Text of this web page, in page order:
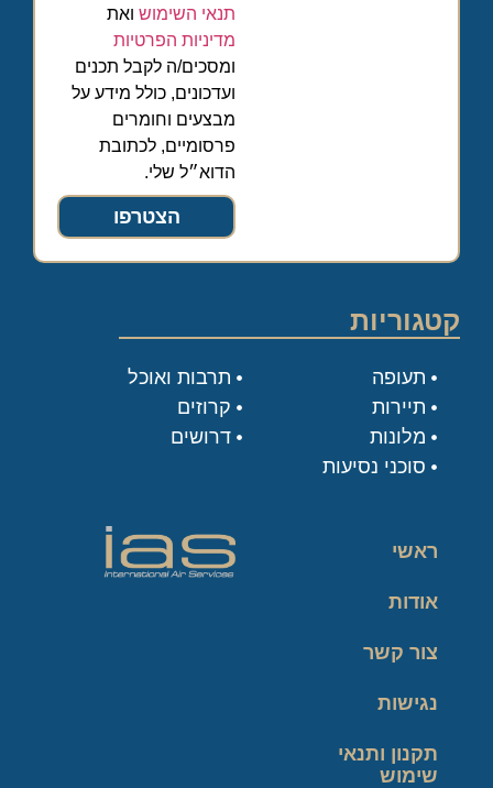
תנאי השימוש ואת
מדיניות הפרטיות
ומסכים/ה לקבל תכנים
ועדכונים, כולל מידע על
מבצעים וחומרים
פרסומיים, לכתובת
הדוא״ל שלי.
הצטרפו
קטגוריות
תעופה
תיירות
מלונות
סוכני נסיעות
תרבות ואוכל
קרוזים
דרושים
ראשי
אודות
צור קשר
נגישות
תקנון ותנאי
שימוש